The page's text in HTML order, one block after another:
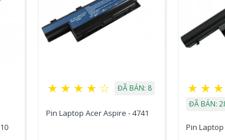
★ ★ ★ ★ ☆ ĐÃ BÁN: 8
Pin Laptop Acer Aspire - 4741
★ ★ ★
ĐÃ BÁN:
Pin